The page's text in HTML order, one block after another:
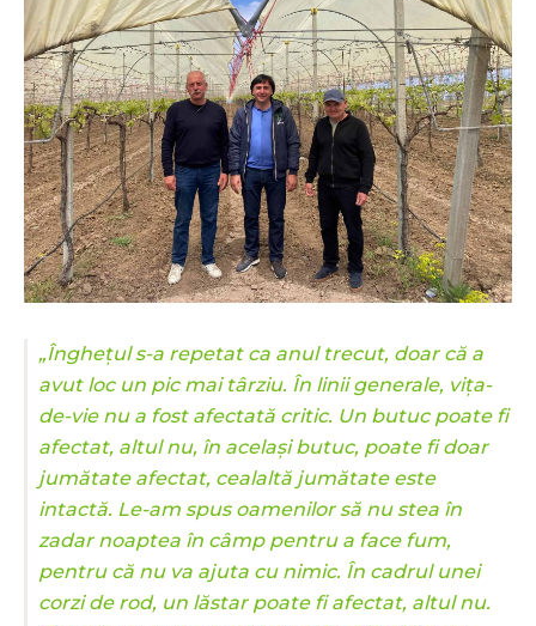
„Înghețul s-a repetat ca anul trecut, doar că a
avut loc un pic mai târziu. În linii generale, vița-
de-vie nu a fost afectată critic. Un butuc poate fi
afectat, altul nu, în același butuc, poate fi doar
jumătate afectat, cealaltă jumătate este
intactă. Le-am spus oamenilor să nu stea în
zadar noaptea în câmp pentru a face fum,
pentru că nu va ajuta cu nimic. În cadrul unei
corzi de rod, un lăstar poate fi afectat, altul nu.